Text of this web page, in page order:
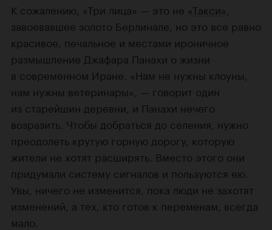
К сожалению, «Три лица» — это не «Такси»
завоевавшее золото Берлинале, но это все равно
красивое, печальное и местами ироничное
размышление Джафара Панахи о жизни
в современном Иране. «Нам не нужны клоуны,
нам нужны ветеринары», — говорит один
из старейшин деревни, и Панахи нечего
возразить. Чтобы добраться до селения, нужно
преодолеть крутую горную дорогу, которую
жители не хотят расширять. Вместо этого они
придумали систему сигналов и пользуются ею.
Увы, ничего не изменится, пока люди не захотят
изменений, а тех, кто готов к переменам, всегда
мало.